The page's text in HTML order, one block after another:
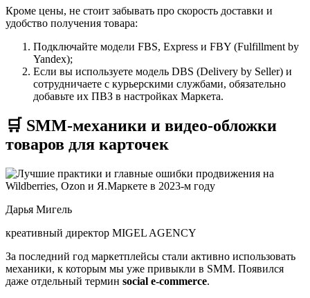
Кроме цены, не стоит забывать про скорость доставки и
удобство получения товара:
Подключайте модели FBS, Express и FBY (Fulfillment by
Yandex);
Если вы используете модель DBS (Delivery by Seller) и
сотрудничаете с курьерскими службами, обязательно
добавьте их ПВЗ в настройках Маркета.
🛒 SMM-механики и видео-обложки
товаров для карточек
Дарья Мигель
креативный директор MIGEL AGENCY
За последний год маркетплейсы стали активно использовать
механики, к которым мы уже привыкли в SMM. Появился
даже отдельный термин social e-commerce.